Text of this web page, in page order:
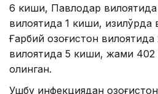
6 киши, Павлодар
вилоятида 1 киши,
Ғарбий Қозоғистон
вилоятида 5 киши, жами 402
олинган.
Ушбу инфекциядан